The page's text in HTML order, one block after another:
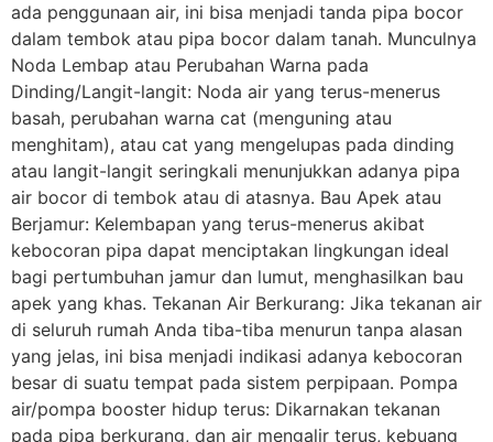
ada penggunaan air, ini bisa menjadi tanda pipa bocor
dalam tembok atau pipa bocor dalam tanah. Munculnya
Noda Lembap atau Perubahan Warna pada
Dinding/Langit-langit: Noda air yang terus-menerus
basah, perubahan warna cat (menguning atau
menghitam), atau cat yang mengelupas pada dinding
atau langit-langit seringkali menunjukkan adanya pipa
air bocor di tembok atau di atasnya. Bau Apek atau
Berjamur: Kelembapan yang terus-menerus akibat
kebocoran pipa dapat menciptakan lingkungan ideal
bagi pertumbuhan jamur dan lumut, menghasilkan bau
apek yang khas. Tekanan Air Berkurang: Jika tekanan air
di seluruh rumah Anda tiba-tiba menurun tanpa alasan
yang jelas, ini bisa menjadi indikasi adanya kebocoran
besar di suatu tempat pada sistem perpipaan. Pompa
air/pompa booster hidup terus: Dikarnakan tekanan
pada pipa berkurang, dan air mengalir terus, kebuang